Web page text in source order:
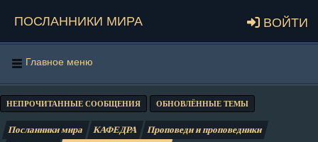
Посланники мира Войти
Главное меню
НЕПРОЧИТАННЫЕ СООБЩЕНИЯ ОБНОВЛЁННЫЕ ТЕМЫ
Посланники мира КАФЕДРА
Проповеди и проповедники